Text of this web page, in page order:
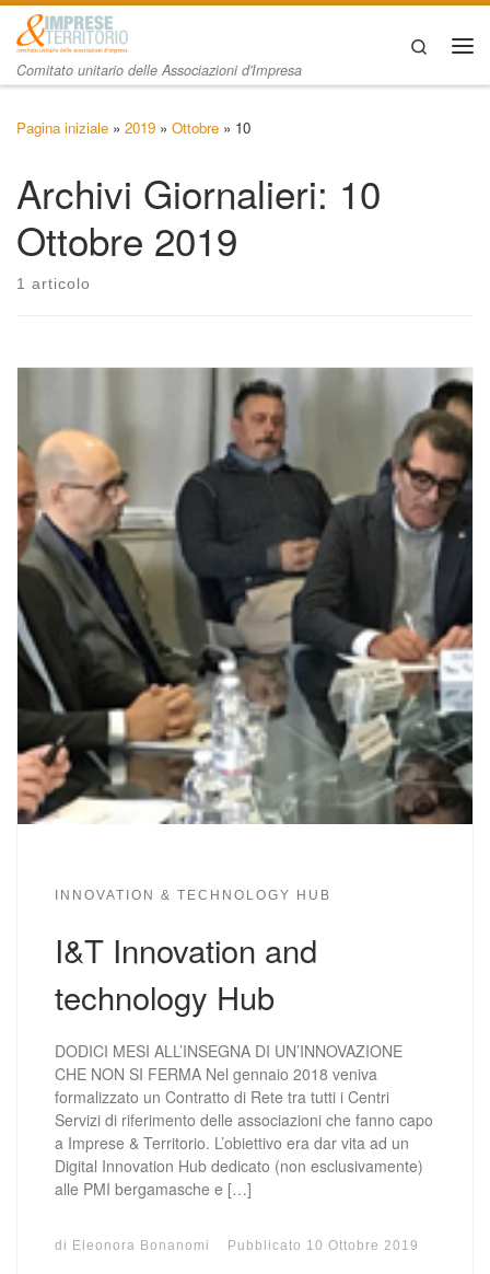
Passa al contenuto
Comitato unitario delle Associazioni d'Impresa
Search
Pagina iniziale » 2019 » Ottobre » 10
Archivi Giornalieri: 10
Ottobre 2019
1 articolo
INNOVATION & TECHNOLOGY HUB
I&T Innovation and
technology Hub
DODICI MESI ALL’INSEGNA DI UN’INNOVAZIONE
CHE NON SI FERMA Nel gennaio 2018 veniva
formalizzato un Contratto di Rete tra tutti i Centri
Servizi di riferimento delle associazioni che fanno capo
a Imprese & Territorio. L’obiettivo era dar vita ad un
Digital Innovation Hub dedicato (non esclusivamente)
alle PMI bergamasche e […]
di Eleonora Bonanomi Pubblicato 10 Ottobre 2019